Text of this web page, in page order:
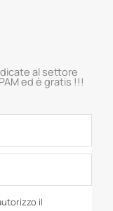
al settore
ed è gratis !!!
il